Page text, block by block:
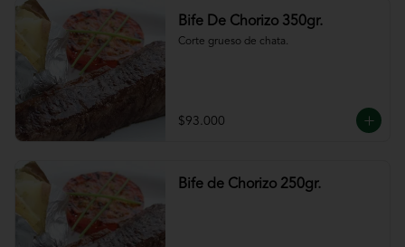
Bife De Chorizo 350gr.
Corte grueso de chata.
$93.000
Bife de Chorizo 250gr.